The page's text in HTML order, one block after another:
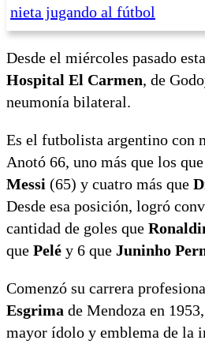
nieta jugando al fútbol
Desde el miércoles pasado
Hospital El Carmen, de
neumonía bilateral.
Es el futbolista argentino con
Anotó 66, uno más que los
Messi (65) y cuatro más que
Desde esa posición, logró
cantidad de goles que
que Pelé y 6 que Juninho
Comenzó su carrera
Esgrima de Mendoza en
mayor ídolo y emblema de la